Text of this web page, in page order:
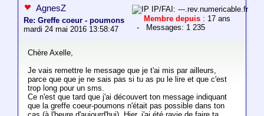
AgnesZ
Re: Greffe coeur - poumons
mardi 24 mai 2016 13:58:47
IP/FAI: ---.rev.numericable.fr
Membre depuis : 17 ans
- Messages: 1 235
Chère Axelle,
Je vais remettre le message que je t'ai mis par ailleurs,
parce que que je ne sais pas si tu as pu le lire et que c'est
trop long pour un sms.
Ce n'est que tard que j'ai découvert ton message indiquant
que la greffe coeur-poumons n'était pas possible dans ton